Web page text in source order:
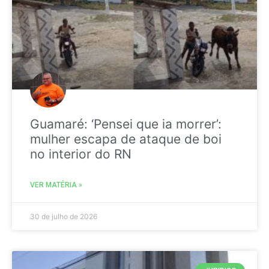
Guamaré: ‘Pensei que ia morrer’:
mulher escapa de ataque de boi
no interior do RN
VER MATÉRIA »
30 de julho de 2026